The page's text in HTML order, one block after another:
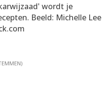
wordt je
. Beeld: Michelle Lee